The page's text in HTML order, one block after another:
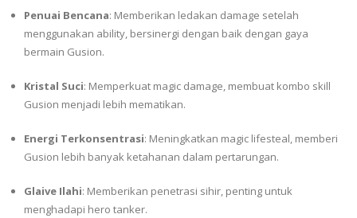
Penuai Bencana: Memberikan ledakan damage setelah
menggunakan ability, bersinergi dengan baik dengan gaya
bermain Gusion.
Kristal Suci: Memperkuat magic damage, membuat kombo skill
Gusion menjadi lebih mematikan.
Energi Terkonsentrasi: Meningkatkan magic lifesteal, memberi
Gusion lebih banyak ketahanan dalam pertarungan.
Glaive Ilahi: Memberikan penetrasi sihir, penting untuk
menghadapi hero tanker.